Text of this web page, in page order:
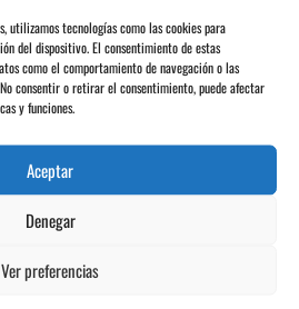
utilizamos tecnologías como las cookies para
del dispositivo. El consentimiento de estas
como el comportamiento de navegación o las
consentir o retirar el consentimiento, puede afectar
y funciones.
Aceptar
Denegar
Ver preferencias
en La Rosaleda
el Athletic Club-Girona